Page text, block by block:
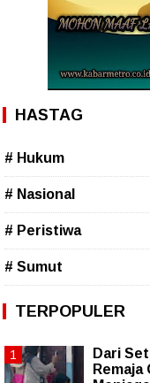
HASTAG
# Hukum
# Nasional
# Peristiwa
# Sumut
TERPOPULER
Dari
Remaja